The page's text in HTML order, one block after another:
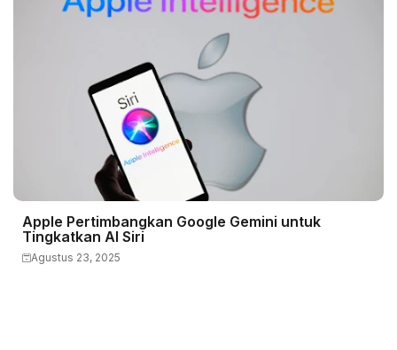
Apple Pertimbangkan Google Gemini untuk
Tingkatkan AI Siri
Agustus 23, 2025